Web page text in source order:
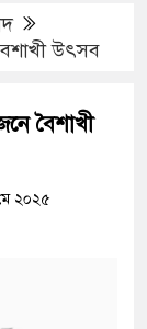
উৎসব
বৈশাখী
২০২৫